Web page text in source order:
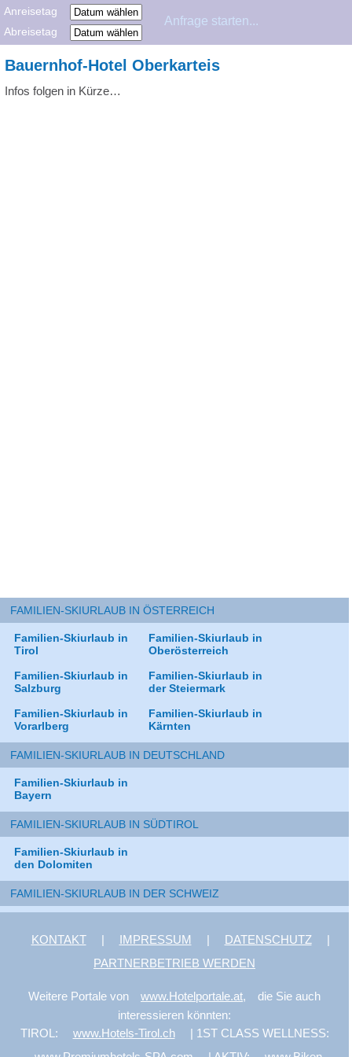
Anreisetag
Abreisetag
Bauernhof-Hotel Oberkarteis
Infos folgen in Kürze…
FAMILIEN-SKIURLAUB IN ÖSTERREICH
Familien-Skiurlaub in
Tirol
Familien-Skiurlaub in
Oberösterreich
Familien-Skiurlaub in
Salzburg
Familien-Skiurlaub in
der Steiermark
Familien-Skiurlaub in
Vorarlberg
Familien-Skiurlaub in
Kärnten
FAMILIEN-SKIURLAUB IN DEUTSCHLAND
Familien-Skiurlaub in
Bayern
FAMILIEN-SKIURLAUB IN SÜDTIROL
Familien-Skiurlaub in
den Dolomiten
FAMILIEN-SKIURLAUB IN DER SCHWEIZ
KONTAKT | IMPRESSUM | DATENSCHUTZ
|
PARTNERBETRIEB WERDEN
Weitere Portale von www.Hotelportale.at,
die Sie auch
interessieren könnten:
TIROL:
www.Hotels-Tirol.ch
| 1ST CLASS WELLNESS: